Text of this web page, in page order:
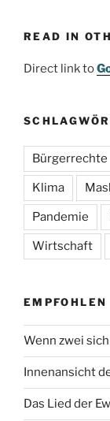
READ IN
Direct link to
Bürgerrechte
Klima
Pandemie
Wirtschaft
EMPFOHLEN
Wenn zwei
Innenansicht
Das Lied der